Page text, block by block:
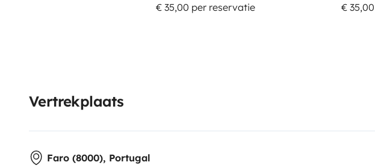
€ 35,00 per reservatie
€
Vertrekplaats
Faro (8000), Portugal